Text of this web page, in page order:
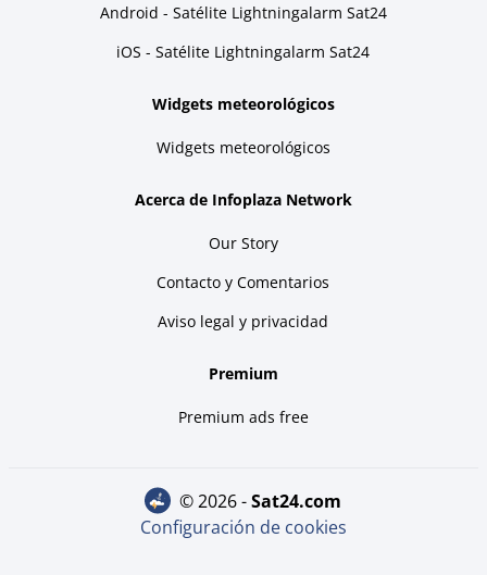
Android - Satélite Lightningalarm Sat24
iOS - Satélite Lightningalarm Sat24
Widgets meteorológicos
Widgets meteorológicos
Acerca de Infoplaza Network
Our Story
Contacto y Comentarios
Aviso legal y privacidad
Premium
Premium ads free
© 2026 - sat24.com
Configuración de cookies